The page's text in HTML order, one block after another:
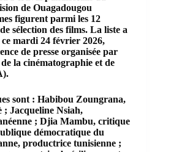
de Ouagadougou
figurent parmi les 12
sélection des films. La liste a
mardi 24 février 2026,
de presse organisée par
la cinématographie et de
sont : Habibou Zoungrana,
; Jacqueline Nsiah,
; Djia Mambu, critique
démocratique du
productrice tunisienne ;